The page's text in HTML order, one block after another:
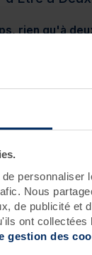
Nous
de publicité et
ont
gestion des
rien qu'à
durant
à deux et vivre
et du
et de complicité
est un geste
les
des
et
adoucissant